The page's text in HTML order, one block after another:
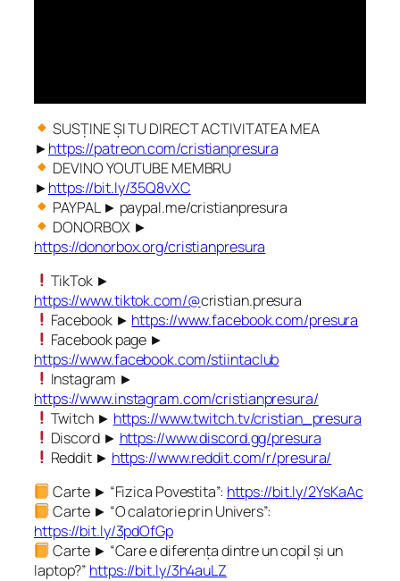
SUSȚINE ȘI TU DIRECT ACTIVITATEA MEA
►https://patreon.com/cristianpresura
DEVINO YOUTUBE MEMBRU
►https://bit.ly/35Q8vXC
PAYPAL ► paypal.me/cristianpresura
DONORBOX ►
https://donorbox.org/cristianpresura
TikTok ►
https://www.tiktok.com/@cristian.presura
Facebook ► https://www.facebook.com/presura
Facebook page ►
https://www.facebook.com/stiintaclub
Instagram ►
https://www.instagram.com/cristianpresura/
Twitch ► https://www.twitch.tv/cristian_presura
Discord ► https://www.discord.gg/presura
Reddit ► https://www.reddit.com/r/presura/
Carte ► “Fizica Povestita”: https://bit.ly/2YsKaAc
Carte ► “O calatorie prin Univers”:
https://bit.ly/3pdOfGp
Carte ► “Care e diferența dintre un copil și un
laptop?” https://bit.ly/3h4auLZ